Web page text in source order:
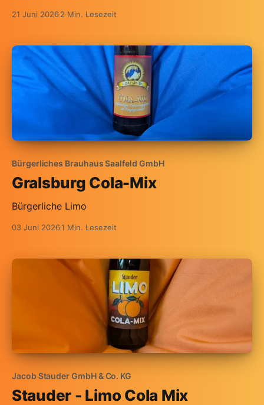
21 Juni 20262 Min. Lesezeit
Bürgerliches Brauhaus Saalfeld GmbH
Gralsburg Cola-Mix
Bürgerliche Limo
03 Juni 20261 Min. Lesezeit
Jacob Stauder GmbH & Co. KG
Stauder - Limo Cola Mix